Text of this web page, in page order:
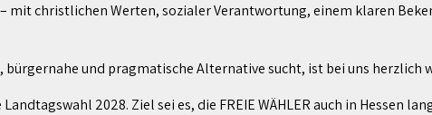
mit christlichen Werten, sozialer Verantwortung, einem klaren
und pragmatische Alternative sucht, ist bei uns herzlich
2028. Ziel sei es, die FREIE WÄHLER auch in Hessen